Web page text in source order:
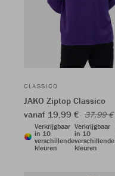
CLASSICO
JAKO Ziptop Classico
vanaf 19,99 € 37,99 €
Verkrijgbaar
in 10
verschillende
kleuren
Verkrijgbaar
in 10
verschillende
kleuren